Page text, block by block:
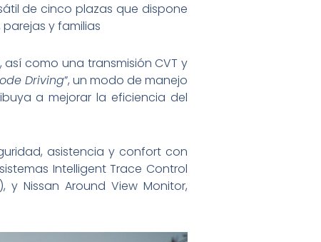
de cinco plazas que dispone
y familias
como una transmisión CVT y
Driving”, un modo de manejo
a mejorar la eficiencia del
asistencia y confort con
Intelligent Trace Control
y Nissan Around View Monitor,